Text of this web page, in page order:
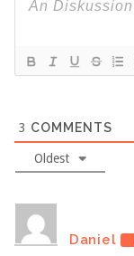
3 COMMENTS
Oldest
Daniel